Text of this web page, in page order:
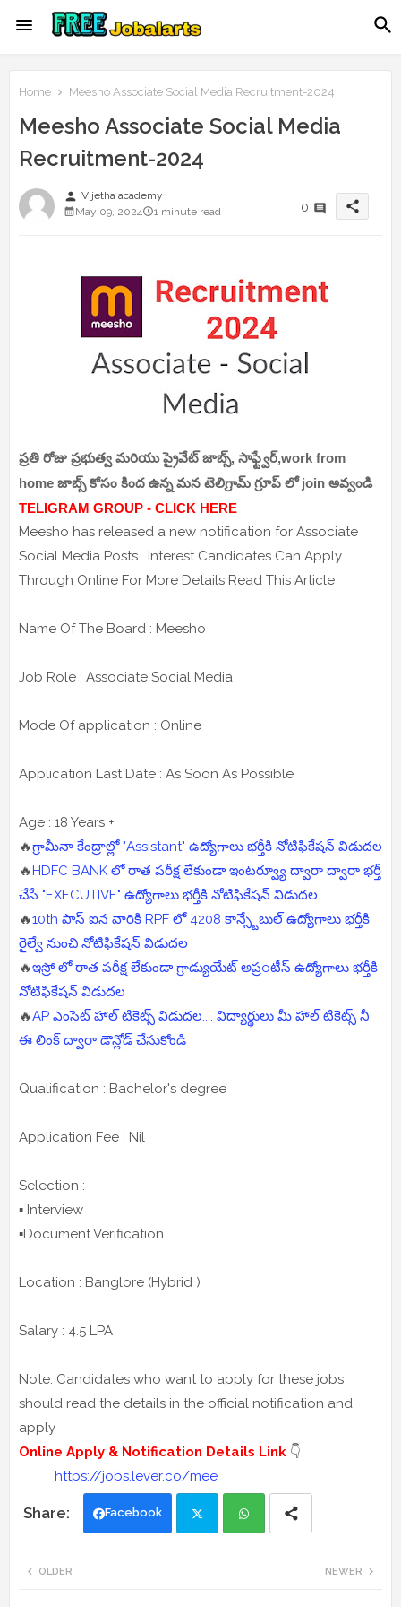
Home Meesho Associate Social Media Recruitment-2024
Meesho Associate Social Media
Recruitment-2024
person Vijetha academy
May 09, 2024
1 minute read 0 share
ప్రతి రోజు ప్రభుత్వ మరియు ప్రైవేట్ జాబ్స్, సాఫ్ట్వేర్,work from
home జాబ్స్ కోసం కింద ఉన్న మన టెలిగ్రామ్ గ్రూప్ లో join అవ్వండి
TELIGRAM GROUP - CLICK HERE
Meesho has released a new notification for Associate
Social Media Posts . Interest Candidates Can Apply
Through Online For More Details Read This Article
Name Of The Board : Meesho
Job Role : Associate Social Media
Mode Of application : Online
Application Last Date : As Soon As Possible
Age : 18 Years +
🔥గ్రామీనా కేంద్రాల్లో "Assistant" ఉద్యోగాలు భర్తీకి నోటిఫికేషన్ విడుదల
🔥HDFC BANK లో రాత పరీక్ష లేకుండా ఇంటర్వ్యూ ద్వారా ద్వారా భర్తీ
చేసే "EXECUTIVE" ఉద్యోగాలు భర్తీకి నోటిఫికేషన్ విడుదల
🔥10th పాస్ ఐన వారికి RPF లో 4208 కాన్స్టేబుల్ ఉద్యోగాలు భర్తీకి
రైల్వే నుంచి నోటిఫికేషన్ విడుదల
🔥ఇస్రో లో రాత పరీక్ష లేకుండా గ్రాడ్యుయేట్ అప్రoటీస్ ఉద్యోగాలు భర్తీకి
నోటిఫికేషన్ విడుదల
🔥AP ఎంసెట్ హాల్ టికెట్స్ విడుదల.... విద్యార్థులు మీ హాల్ టికెట్స్ నీ
ఈ లింక్ ద్వారా డౌన్లోడ్ చేసుకోండి
Qualification : Bachelor's degree
Application Fee : Nil
Selection :
▪️ Interview
▪️Document Verification
Location : Banglore (Hybrid )
Salary : 4.5 LPA
Note: Candidates who want to apply for these jobs
should read the details in the official notification and
apply
Online Apply & Notification Details Link 👇
https://jobs.lever.co/mee
Facebook
NEWER
OLDER